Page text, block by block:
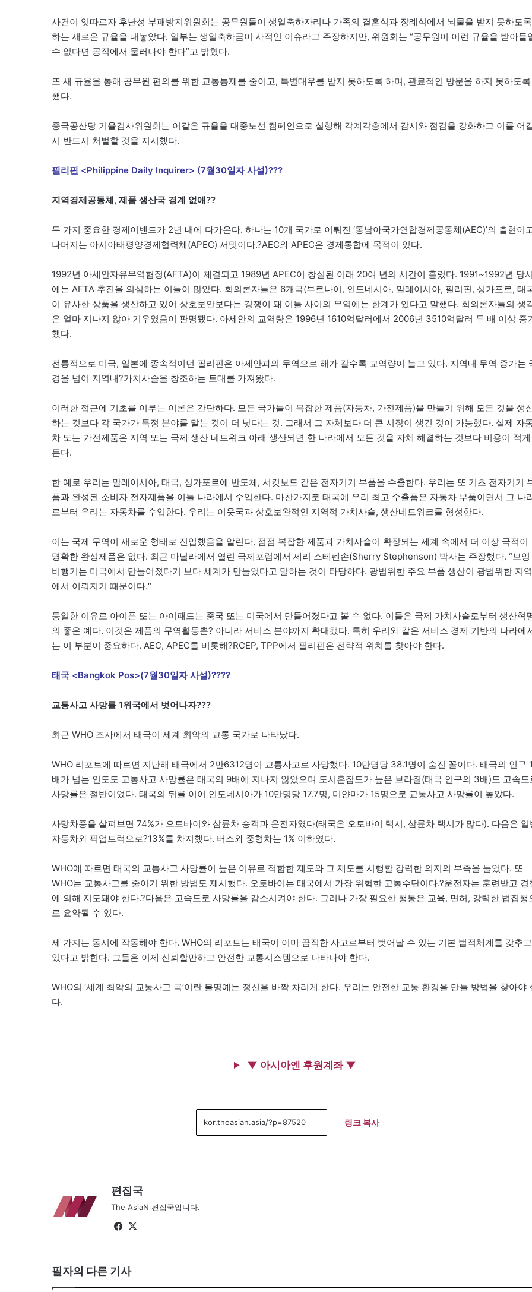
사건이 잇따르자 후난성 부패방지위원회는 공무원들이 생일축하자리나 가족의 결혼식과 장례식에서 뇌물을 받지 못하도록
하는 새로운 규율을 내놓았다. 일부는 생일축하금이 사적인 이슈라고 주장하지만, 위원회는 “공무원이 이런 규율을 받아들
수 없다면 공직에서 물러나야 한다”고 밝혔다.
또 새 규율을 통해 공무원 편의를 위한 교통통제를 줄이고, 특별대우를 받지 못하도록 하며, 관료적인 방문을 하지 못하도록
했다.
중국공산당 기율검사위원회는 이같은 규율을 대중노선 캠페인으로 실행해 각계각층에서 감시와 점검을 강화하고 이를 어
시 반드시 처벌할 것을 지시했다.
필리핀 <Philippine Daily Inquirer> (7월30일자 사설)???
지역경제공동체, 제품 생산국 경계 없애??
두 가지 중요한 경제이벤트가 2년 내에 다가온다. 하나는 10개 국가로 이뤄진 ‘동남아국가연합경제공동체(AEC)’의 출현이
나머지는 아시아태평양경제협력체(APEC) 서밋이다.?AEC와 APEC은 경제통합에 목적이 있다.
1992년 아세안자유무역협정(AFTA)이 체결되고 1989년 APEC이 창설된 이래 20여 년의 시간이 흘렀다. 1991~1992년 당시
에는 AFTA 추진을 의심하는 이들이 많았다. 회의론자들은 6개국(부르나이, 인도네시아, 말레이시아, 필리핀, 싱가포르, 태
이 유사한 상품을 생산하고 있어 상호보안보다는 경쟁이 돼 이들 사이의 무역에는 한계가 있다고 말했다. 회의론자들의 생
은 얼마 지나지 않아 기우였음이 판명됐다. 아세안의 교역량은 1996년 1610억달러에서 2006년 3510억달러 두 배 이상 증
했다.
전통적으로 미국, 일본에 종속적이던 필리핀은 아세안과의 무역으로 해가 갈수록 교역량이 늘고 있다. 지역내 무역 증가는
경을 넘어 지역내?가치사슬을 창조하는 토대를 가져왔다.
이러한 접근에 기초를 이루는 이론은 간단하다. 모든 국가들이 복잡한 제품(자동차, 가전제품)을 만들기 위해 모든 것을 생
하는 것보다 각 국가가 특정 분야를 맡는 것이 더 낫다는 것. 그래서 그 자체보다 더 큰 시장이 생긴 것이 가능했다. 실제 자
차 또는 가전제품은 지역 또는 국제 생산 네트워크 아래 생산되면 한 나라에서 모든 것을 자체 해결하는 것보다 비용이 적게
든다.
한 예로 우리는 말레이시아, 태국, 싱가포르에 반도체, 서킷보드 같은 전자기기 부품을 수출한다. 우리는 또 기초 전자기기
품과 완성된 소비자 전자제품을 이들 나라에서 수입한다. 마찬가지로 태국에 우리 최고 수출품은 자동차 부품이면서 그 나
로부터 우리는 자동차를 수입한다. 우리는 이웃국과 상호보완적인 지역적 가치사슬, 생산네트워크를 형성한다.
이는 국제 무역이 새로운 형태로 진입했음을 알린다. 점점 복잡한 제품과 가치사슬이 확장되는 세계 속에서 더 이상 국적이
명확한 완성제품은 없다. 최근 마닐라에서 열린 국제포럼에서 세리 스테펜손(Sherry Stephenson) 박사는 주장했다. “보잉
비행기는 미국에서 만들어졌다기 보다 세계가 만들었다고 말하는 것이 타당하다. 광범위한 주요 부품 생산이 광범위한 지역
에서 이뤄지기 때문이다.“
동일한 이유로 아이폰 또는 아이패드는 중국 또는 미국에서 만들어졌다고 볼 수 없다. 이들은 국제 가치사슬로부터 생산혁
의 좋은 예다. 이것은 제품의 무역활동뿐? 아니라 서비스 분야까지 확대됐다. 특히 우리와 같은 서비스 경제 기반의 나라에
는 이 부분이 중요하다. AEC, APEC를 비롯해?RCEP, TPP에서 필리핀은 전략적 위치를 찾아야 한다.
태국 <Bangkok Pos>(7월30일자 사설)????
교통사고 사망률 1위국에서 벗어나자???
최근 WHO 조사에서 태국이 세계 최악의 교통 국가로 나타났다.
WHO 리포트에 따르면 지난해 태국에서 2만6312명이 교통사고로 사망했다. 10만명당 38.1명이 숨진 꼴이다. 태국의 인구
배가 넘는 인도도 교통사고 사망률은 태국의 9배에 지나지 않았으며 도시혼잡도가 높은 브라질(태국 인구의 3배)도 고속도
사망률은 절반이었다. 태국의 뒤를 이어 인도네시아가 10만명당 17.7명, 미얀마가 15명으로 교통사고 사망률이 높았다.
사망차종을 살펴보면 74%가 오토바이와 삼륜차 승객과 운전자였다(태국은 오토바이 택시, 삼륜차 택시가 많다). 다음은 일
자동차와 픽업트럭으로?13%를 차지했다. 버스와 중형차는 1% 이하였다.
WHO에 따르면 태국의 교통사고 사망률이 높은 이유로 적합한 제도와 그 제도를 시행할 강력한 의지의 부족을 들었다. 또
WHO는 교통사고를 줄이기 위한 방법도 제시했다. 오토바이는 태국에서 가장 위험한 교통수단이다.?운전자는 훈련받고 경
에 의해 지도돼야 한다.?다음은 고속도로 사망률을 감소시켜야 한다. 그러나 가장 필요한 행동은 교육, 면허, 강력한 법집행
로 요약될 수 있다.
세 가지는 동시에 작동해야 한다. WHO의 리포트는 태국이 이미 끔직한 사고로부터 벗어날 수 있는 기본 법적체계를 갖추고
있다고 밝힌다. 그들은 이제 신뢰할만하고 안전한 교통시스템으로 나타나야 한다.
WHO의 ‘세계 최악의 교통사고 국’이란 불명예는 정신을 바짝 차리게 한다. 우리는 안전한 교통 환경을 만들 방법을 찾아야
다.
▼ 아시아엔 후원계좌 ▼
링크 복사
편집국
The AsiaN 편집국입니다.
Fa
ok
필자의 다른 기사